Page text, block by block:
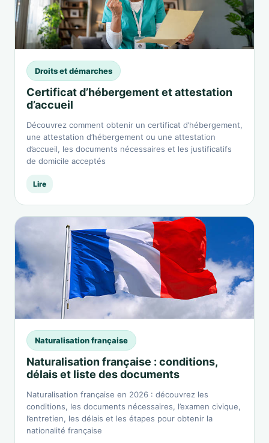
Droits et démarches
Certificat d’hébergement et attestation
d’accueil
Découvrez comment obtenir un certificat d’hébergement,
une attestation d’hébergement ou une attestation
d’accueil, les documents nécessaires et les justificatifs
de domicile acceptés
Lire
Naturalisation française
Naturalisation française : conditions,
délais et liste des documents
Naturalisation française en 2026 : découvrez les
conditions, les documents nécessaires, l’examen civique,
l’entretien, les délais et les étapes pour obtenir la
nationalité française